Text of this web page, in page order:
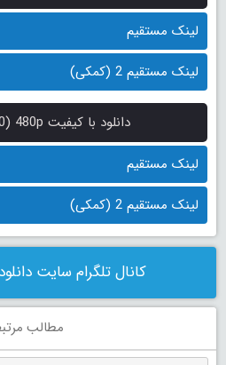
لینک مستقیم
لینک مستقیم 2 (کمکی)
دانلود با کیفیت 480p (370 مگابایت )
لینک مستقیم
لینک مستقیم 2 (کمکی)
کانال تلگرام سایت
مطالب